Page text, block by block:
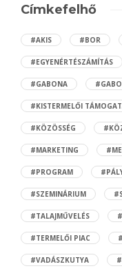
Címkefelhő
#AKIS #BOR
#EGYENÉRTÉSZÁMÍTÁS
#GABONA
#KISTERMELŐI
#KÖZÖSSÉG
#MARKETING
#PROGRAM
#SZEMINÁRIUM
#TALAJMŰVELÉS
#TERMELŐI PIAC
#VADÁSZKUTYA